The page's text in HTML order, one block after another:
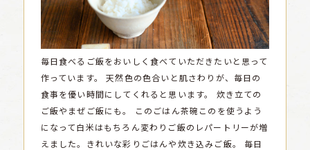
毎日食べるご飯をおいしく食べていただきたいと思って
作っています。
天然色の色合いと肌さわりが、毎日の
食事を優い時間にしてくれると思います。
炊き立ての
ご飯やまぜご飯にも。
このごはん茶碗このを使うよう
になって白米はもちろん変わりご飯のレパートリーが増
えました。きれいな彩りごはんや炊き込みご飯。
毎日